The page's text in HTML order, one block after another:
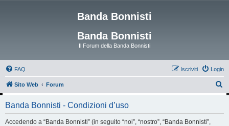
Banda Bonnisti
Banda Bonnisti
Il Forum della Banda Bonnisti
FAQ Login
Iscriviti
Sito Web Forum
Banda Bonnisti - Condizioni d’uso
Accedendo a “Banda Bonnisti” (in seguito “noi”, “nostro”, “Banda Bonnisti”,